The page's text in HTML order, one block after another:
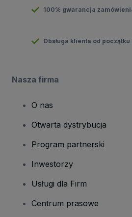
100% gwarancja
Obsługa klienta od początku
Nasza firma
O nas
Otwarta dystrybucja
Program partnerski
Inwestorzy
Usługi dla Firm
Centrum prasowe